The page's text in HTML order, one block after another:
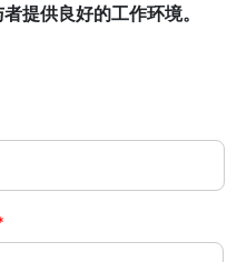
提供良好的工作环境。